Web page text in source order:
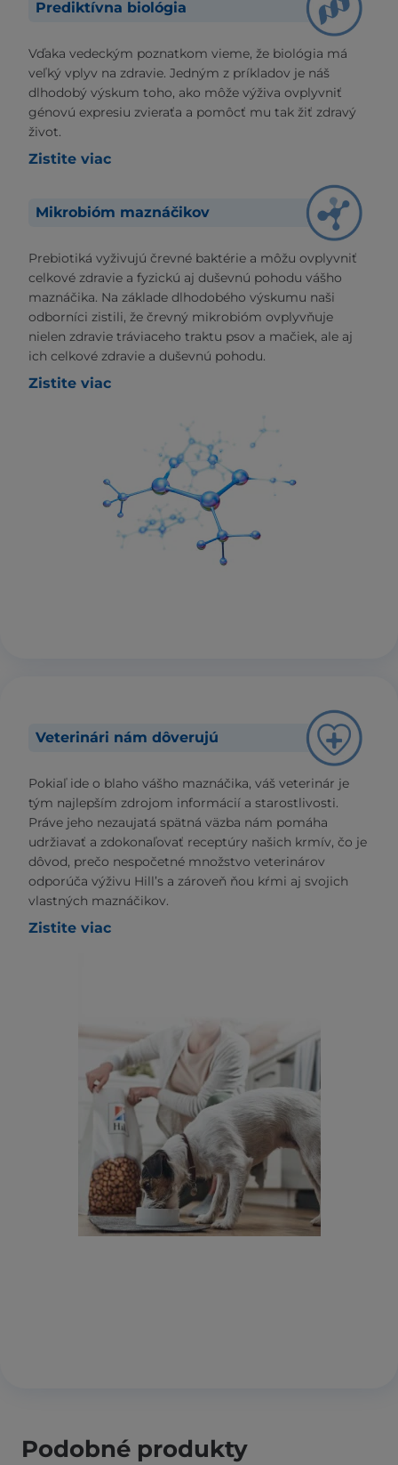
Prediktívna biológia
Vďaka vedeckým poznatkom vieme, že biológia má
veľký vplyv na zdravie. Jedným z príkladov je náš
dlhodobý výskum toho, ako môže výživa ovplyvniť
génovú expresiu zvieraťa a pomôcť mu tak žiť zdravý
život.
Zistite viac
Mikrobióm maznáčikov
Prebiotiká vyživujú črevné baktérie a môžu ovplyvniť
celkové zdravie a fyzickú aj duševnú pohodu vášho
maznáčika. Na základe dlhodobého výskumu naši
odborníci zistili, že črevný mikrobióm ovplyvňuje
nielen zdravie tráviaceho traktu psov a mačiek, ale aj
ich celkové zdravie a duševnú pohodu.
Zistite viac
Veterinári nám dôverujú
Pokiaľ ide o blaho vášho maznáčika, váš veterinár je
tým najlepším zdrojom informácií a starostlivosti.
Práve jeho nezaujatá spätná väzba nám pomáha
udržiavať a zdokonaľovať receptúry našich krmív, čo je
dôvod, prečo nespočetné množstvo veterinárov
odporúča výživu Hill’s a zároveň ňou kŕmi aj svojich
vlastných maznáčikov.
Zistite viac
Podobné produkty